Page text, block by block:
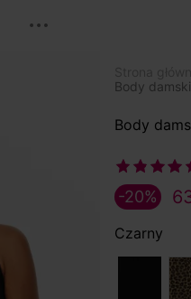
Body
Body
-20%
Czarny